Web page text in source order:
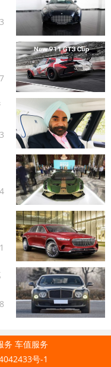
务 车值服务
号-1